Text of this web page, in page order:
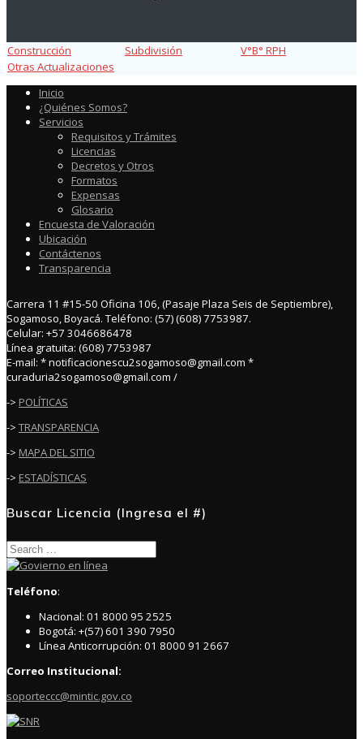
Construcción Subdivisión
V°B° RPH
Otras Actualizaciones
Inicio
¿Quiénes Somos?
Servicios
Requisitos y Trámites
Licencias
Decretos y Otros
Formatos
Expensas
Glosario
Encuesta de Valoración
Ubicación
Contáctenos
Transparencia
Carrera 11 #15-50 Oficina 106, (Pasaje Plaza Seis de Septiembre),
Sogamoso, Boyacá. Teléfono: (57) (608) 7753987.
Celular: +57 3046686478
Línea gratuita: (608) 7753987
E-mail: * notificacionescu2sogamoso@gmail.com *
curaduria2sogamoso@gmail.com /
-> POLÍTICAS
-> TRANSPARENCIA
-> MAPA DEL SITIO
-> ESTADÍSTICAS
Buscar Licencia (Ingresa el #)
Search
for:
Teléfono:
Nacional: 01 8000 95 2525
Bogotá: +(57) 601 390 7950
Línea Anticorrupción: 01 8000 91 2667
Correo Institucional:
soporteccc@mintic.gov.co